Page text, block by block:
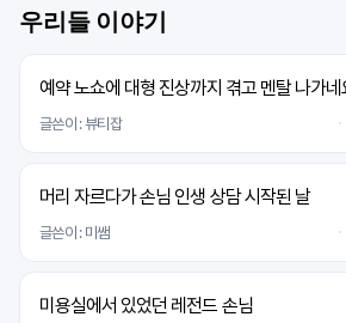
우리들 이야기
예약 노쇼에 대형 진상까지 겪고 멘탈 나가네
글쓴이 : 뷰티잡
머리 자르다가 손님 인생 상담 시작된 날
글쓴이 : 미쌤
미용실에서 있었던 레전드 손님